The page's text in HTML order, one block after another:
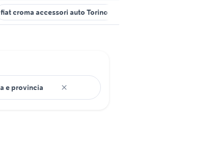
fiat croma accessori auto Torino provincia